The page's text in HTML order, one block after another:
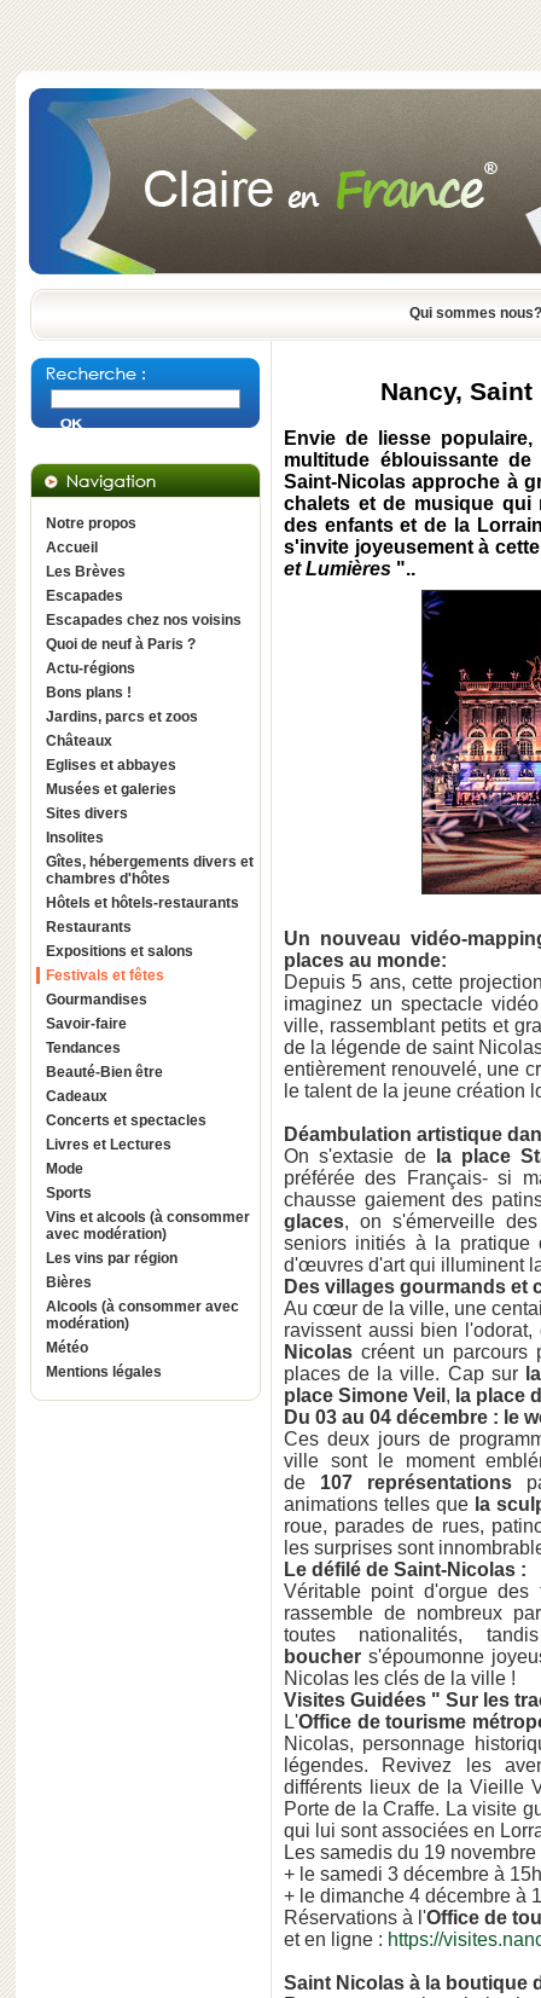
Qui sommes nous?
Notre propos
Accueil
Les Brèves
Escapades
Escapades chez nos voisins
Quoi de neuf à Paris ?
Actu-régions
Bons plans !
Jardins, parcs et zoos
Châteaux
Eglises et abbayes
Musées et galeries
Sites divers
Insolites
Gîtes, hébergements divers et
chambres d'hôtes
Hôtels et hôtels-restaurants
Restaurants
Expositions et salons
Festivals et fêtes
Gourmandises
Savoir-faire
Tendances
Beauté-Bien être
Cadeaux
Concerts et spectacles
Livres et Lectures
Mode
Sports
Vins et alcools (à consommer
avec modération)
Les vins par région
Bières
Alcools (à consommer avec
modération)
Météo
Mentions légales
Nancy,
Envie de liesse
multitude éblouissante
Saint-Nicolas approche à
chalets et de musique
des enfants et de la
s'invite joyeusement à
et Lumières "..
Un nouveau vidéo-
places au monde:
Depuis 5 ans, cette
imaginez un spectacle
ville, rassemblant petits et
de la légende de saint
entièrement renouvelé, une
le talent de la jeune création
Déambulation artistique
On s'extasie de
la place
préférée des Français- si
chausse gaiement des
glaces, on s'émerveille
seniors initiés à la pratique
d'œuvres d'art qui illuminent
Des villages gourmands et
Au cœur de la ville, une
ravissent aussi bien
Nicolas créent un parcours
places de la ville. Cap sur
place Simone Veil , la place
Du 03 au 04 décembre : le
Ces deux jours de
ville sont le moment
de 107 représentations
animations telles que la
roue, parades de rues,
les surprises sont
Le défilé de Saint-Nicolas :
Véritable point d'orgue des
rassemble de nombreux
toutes nationalités,
boucher s'époumonne
Nicolas les clés de la ville !
Visites Guidées " Sur les
L'Office de tourisme
Nicolas, personnage
légendes. Revivez les
différents lieux de la Vieille
Porte de la Craffe. La visite
qui lui sont associées en
Les samedis du 19
+ le samedi 3 décembre à 15h
+ le dimanche 4 décembre à
Réservations à l'Office de
et en ligne : https://
Saint Nicolas à la boutique